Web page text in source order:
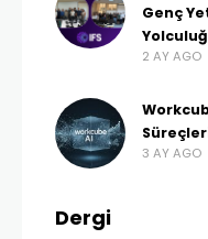
Genç
2 AY AGO
3 AY AGO
Dergi